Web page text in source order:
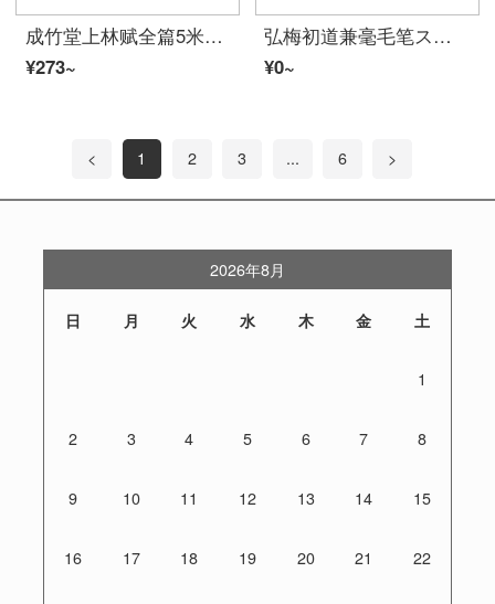
成竹堂上林赋全篇5米卷轴长卷礼盒誕生日プレゼント送男女生毛笔字帖临摹初学者楷书入门描红宣纸スーツ书法作品纸 上林赋全篇+钢笔式毛笔23件套/带流苏
¥273~
弘梅初道兼毫毛笔スーツ 初学者入门书法练习大中小楷笔 文房四宝传统毛笔
¥0~
< 1 2 3 ... 6 >
2026年8月
日 月 火 水 木 金 土
1
2 3 4 5 6 7 8
9 10 11 12 13 14 15
16 17 18 19 20 21 22